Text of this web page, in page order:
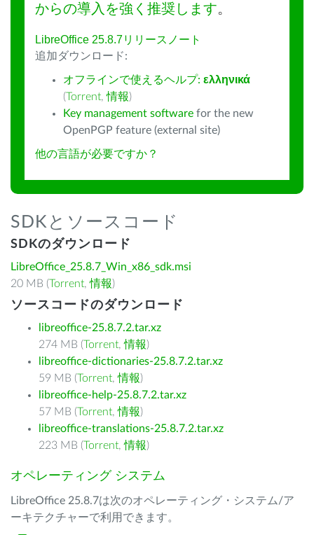
からの導入を強く推奨します。
LibreOffice 25.8.7リリースノート
追加ダウンロード:
オフラインで使えるヘルプ: ελληνικά
(Torrent,情報)
Key management software for the new
OpenPGP feature (external site)
他の言語が必要ですか？
SDKとソースコード
SDKのダウンロード
LibreOffice_25.8.7_Win_x86_sdk.msi
20 MB (Torrent,情報)
ソースコードのダウンロード
libreoffice-25.8.7.2.tar.xz
274 MB (Torrent,情報)
libreoffice-dictionaries-25.8.7.2.tar.xz
59 MB (Torrent,情報)
libreoffice-help-25.8.7.2.tar.xz
57 MB (Torrent,情報)
libreoffice-translations-25.8.7.2.tar.xz
223 MB (Torrent,情報)
オペレーティング システム
LibreOffice 25.8.7は次のオペレーティング・システム/ア
ーキテクチャーで利用できます。